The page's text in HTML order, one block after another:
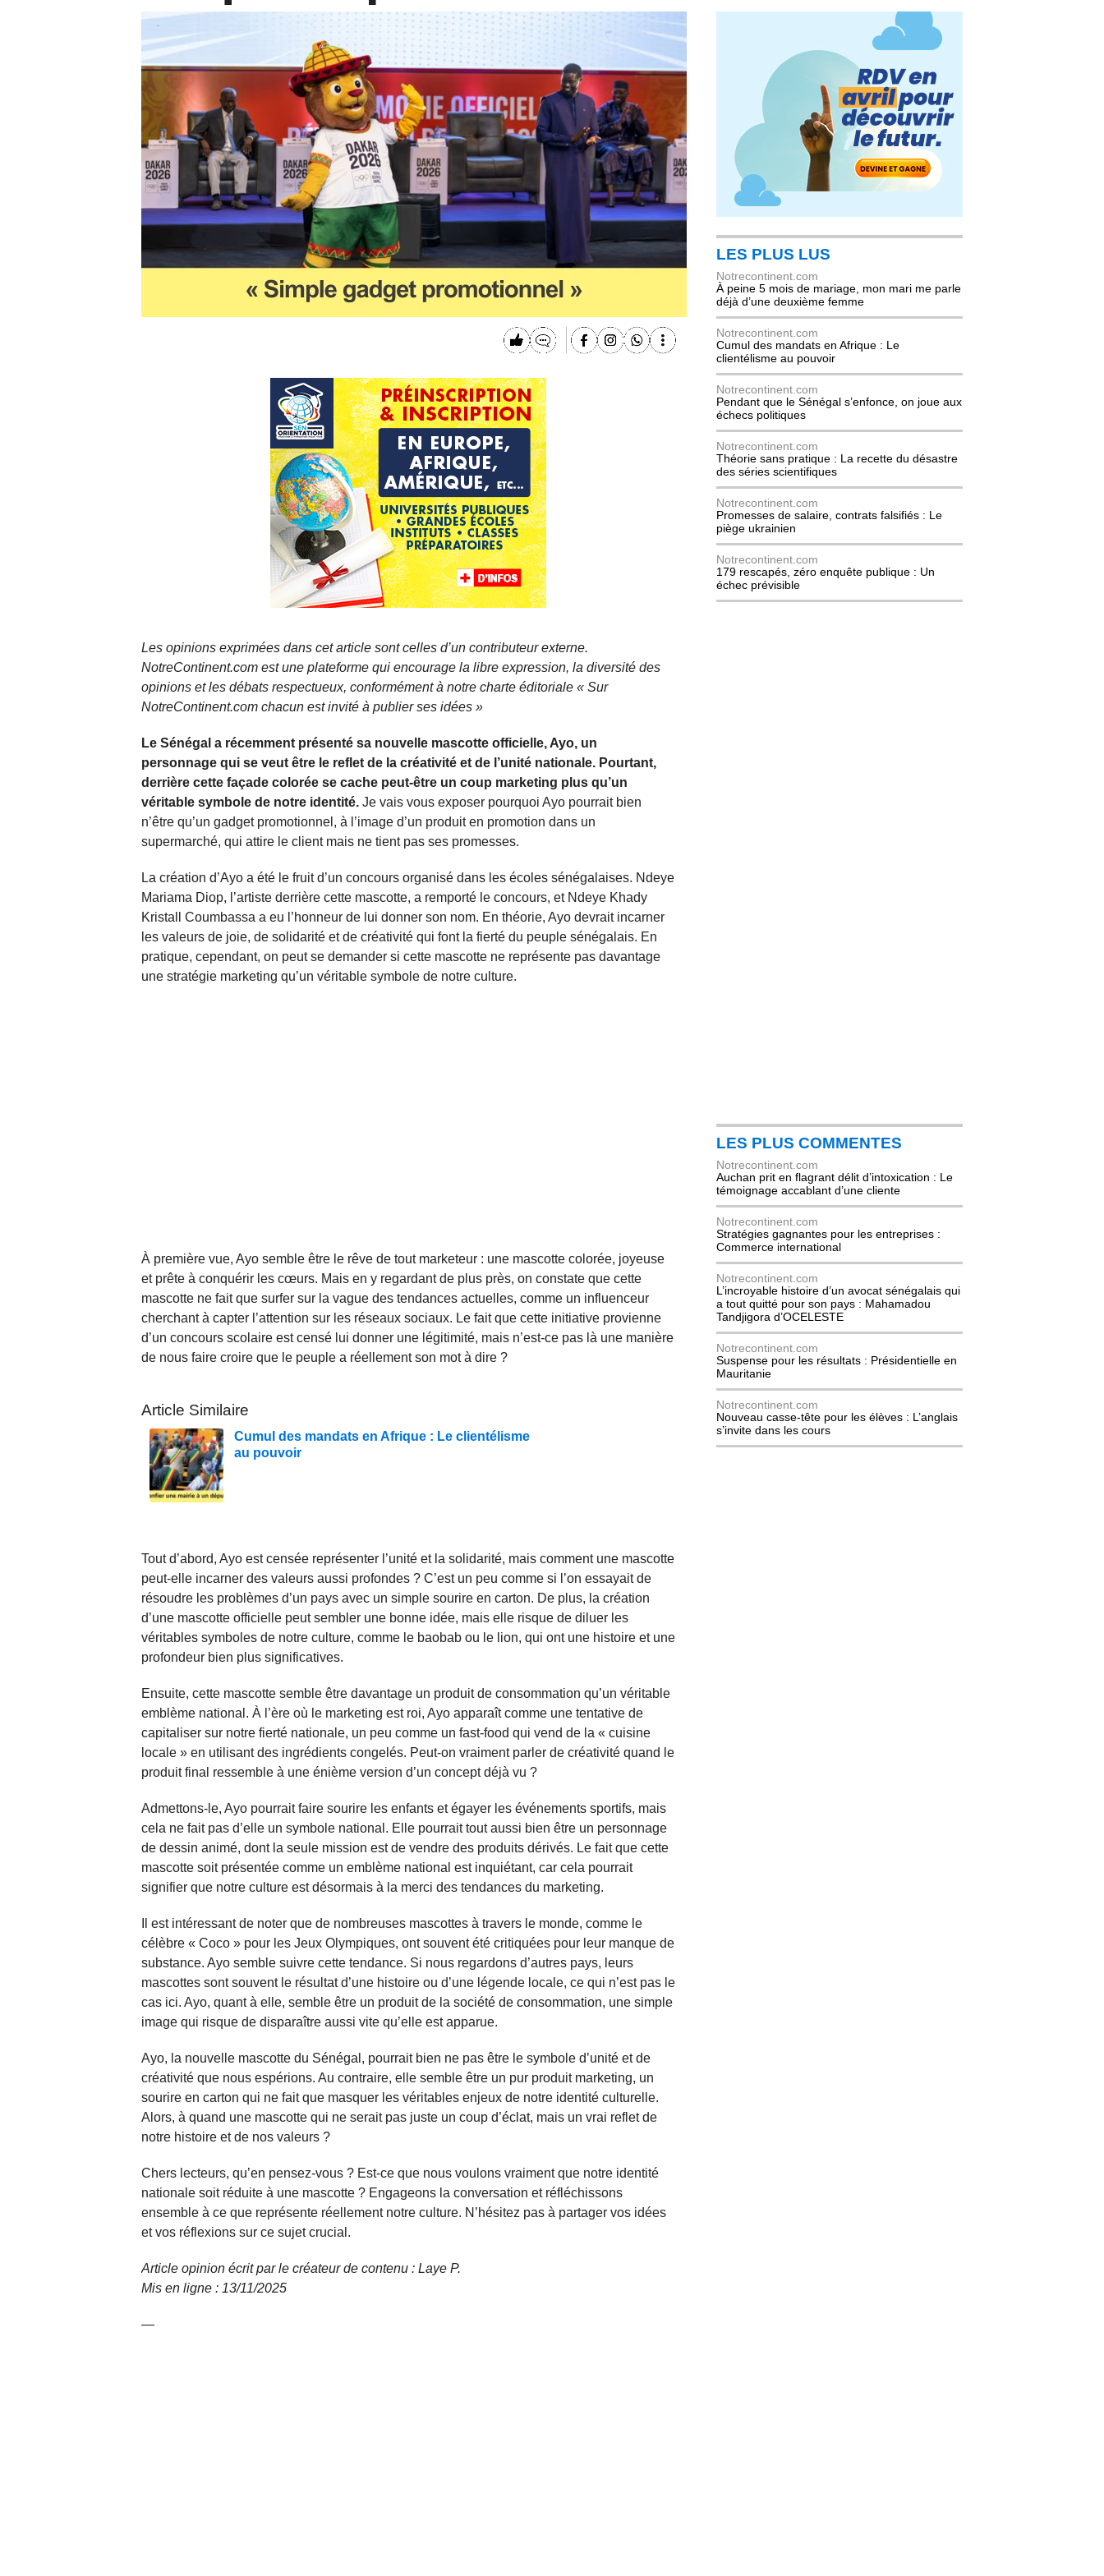
Les opinions exprimées dans cet article sont celles d’un contributeur externe.
NotreContinent.com est une plateforme qui encourage la libre expression, la diversité des
opinions et les débats respectueux, conformément à notre charte éditoriale « Sur
NotreContinent.com chacun est invité à publier ses idées »
Le Sénégal a récemment présenté sa nouvelle mascotte officielle, Ayo, un
personnage qui se veut être le reflet de la créativité et de l’unité nationale. Pourtant,
derrière cette façade colorée se cache peut-être un coup marketing plus qu’un
véritable symbole de notre identité. Je vais vous exposer pourquoi Ayo pourrait bien
n’être qu’un gadget promotionnel, à l’image d’un produit en promotion dans un
supermarché, qui attire le client mais ne tient pas ses promesses.
La création d’Ayo a été le fruit d’un concours organisé dans les écoles sénégalaises. Ndeye
Mariama Diop, l’artiste derrière cette mascotte, a remporté le concours, et Ndeye Khady
Kristall Coumbassa a eu l’honneur de lui donner son nom. En théorie, Ayo devrait incarner
les valeurs de joie, de solidarité et de créativité qui font la fierté du peuple sénégalais. En
pratique, cependant, on peut se demander si cette mascotte ne représente pas davantage
une stratégie marketing qu’un véritable symbole de notre culture.
À première vue, Ayo semble être le rêve de tout marketeur : une mascotte colorée, joyeuse
et prête à conquérir les cœurs. Mais en y regardant de plus près, on constate que cette
mascotte ne fait que surfer sur la vague des tendances actuelles, comme un influenceur
cherchant à capter l’attention sur les réseaux sociaux. Le fait que cette initiative provienne
d’un concours scolaire est censé lui donner une légitimité, mais n’est-ce pas là une manière
de nous faire croire que le peuple a réellement son mot à dire ?
Article Similaire
Cumul des mandats en Afrique : Le clientélisme
au pouvoir
Tout d’abord, Ayo est censée représenter l’unité et la solidarité, mais comment une mascotte
peut-elle incarner des valeurs aussi profondes ? C’est un peu comme si l’on essayait de
résoudre les problèmes d’un pays avec un simple sourire en carton. De plus, la création
d’une mascotte officielle peut sembler une bonne idée, mais elle risque de diluer les
véritables symboles de notre culture, comme le baobab ou le lion, qui ont une histoire et une
profondeur bien plus significatives.
Ensuite, cette mascotte semble être davantage un produit de consommation qu’un véritable
emblème national. À l’ère où le marketing est roi, Ayo apparaît comme une tentative de
capitaliser sur notre fierté nationale, un peu comme un fast-food qui vend de la « cuisine
locale » en utilisant des ingrédients congelés. Peut-on vraiment parler de créativité quand le
produit final ressemble à une énième version d’un concept déjà vu ?
Admettons-le, Ayo pourrait faire sourire les enfants et égayer les événements sportifs, mais
cela ne fait pas d’elle un symbole national. Elle pourrait tout aussi bien être un personnage
de dessin animé, dont la seule mission est de vendre des produits dérivés. Le fait que cette
mascotte soit présentée comme un emblème national est inquiétant, car cela pourrait
signifier que notre culture est désormais à la merci des tendances du marketing.
Il est intéressant de noter que de nombreuses mascottes à travers le monde, comme le
célèbre « Coco » pour les Jeux Olympiques, ont souvent été critiquées pour leur manque de
substance. Ayo semble suivre cette tendance. Si nous regardons d’autres pays, leurs
mascottes sont souvent le résultat d’une histoire ou d’une légende locale, ce qui n’est pas le
cas ici. Ayo, quant à elle, semble être un produit de la société de consommation, une simple
image qui risque de disparaître aussi vite qu’elle est apparue.
Ayo, la nouvelle mascotte du Sénégal, pourrait bien ne pas être le symbole d’unité et de
créativité que nous espérions. Au contraire, elle semble être un pur produit marketing, un
sourire en carton qui ne fait que masquer les véritables enjeux de notre identité culturelle.
Alors, à quand une mascotte qui ne serait pas juste un coup d’éclat, mais un vrai reflet de
notre histoire et de nos valeurs ?
Chers lecteurs, qu’en pensez-vous ? Est-ce que nous voulons vraiment que notre identité
nationale soit réduite à une mascotte ? Engageons la conversation et réfléchissons
ensemble à ce que représente réellement notre culture. N’hésitez pas à partager vos idées
et vos réflexions sur ce sujet crucial.
Article opinion écrit par le créateur de contenu : Laye P.
Mis en ligne : 13/11/2025
—
LES PLUS LUS
Notrecontinent.com
À peine 5 mois de mariage, mon mari me parle
déjà d’une deuxième femme
Notrecontinent.com
Cumul des mandats en Afrique : Le
clientélisme au pouvoir
Notrecontinent.com
Pendant que le Sénégal s’enfonce, on joue aux
échecs politiques
Notrecontinent.com
Théorie sans pratique : La recette du désastre
des séries scientifiques
Notrecontinent.com
Promesses de salaire, contrats falsifiés : Le
piège ukrainien
Notrecontinent.com
179 rescapés, zéro enquête publique : Un
échec prévisible
LES PLUS COMMENTES
Notrecontinent.com
Auchan prit en flagrant délit d’intoxication : Le
témoignage accablant d’une cliente
Notrecontinent.com
Stratégies gagnantes pour les entreprises :
Commerce international
Notrecontinent.com
L’incroyable histoire d’un avocat sénégalais qui
a tout quitté pour son pays : Mahamadou
Tandjigora d’OCELESTE
Notrecontinent.com
Suspense pour les résultats : Présidentielle en
Mauritanie
Notrecontinent.com
Nouveau casse-tête pour les élèves : L’anglais
s’invite dans les cours